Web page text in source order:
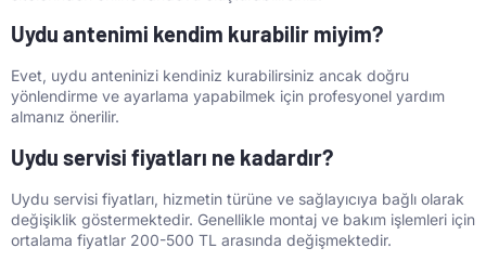
Uydu antenimi kendim kurabilir miyim?
Evet, uydu anteninizi kendiniz kurabilirsiniz ancak doğru
yönlendirme ve ayarlama yapabilmek için profesyonel yardım
almanız önerilir.
Uydu servisi fiyatları ne kadardır?
Uydu servisi fiyatları, hizmetin türüne ve sağlayıcıya bağlı olarak
değişiklik göstermektedir. Genellikle montaj ve bakım işlemleri için
ortalama fiyatlar 200-500 TL arasında değişmektedir.